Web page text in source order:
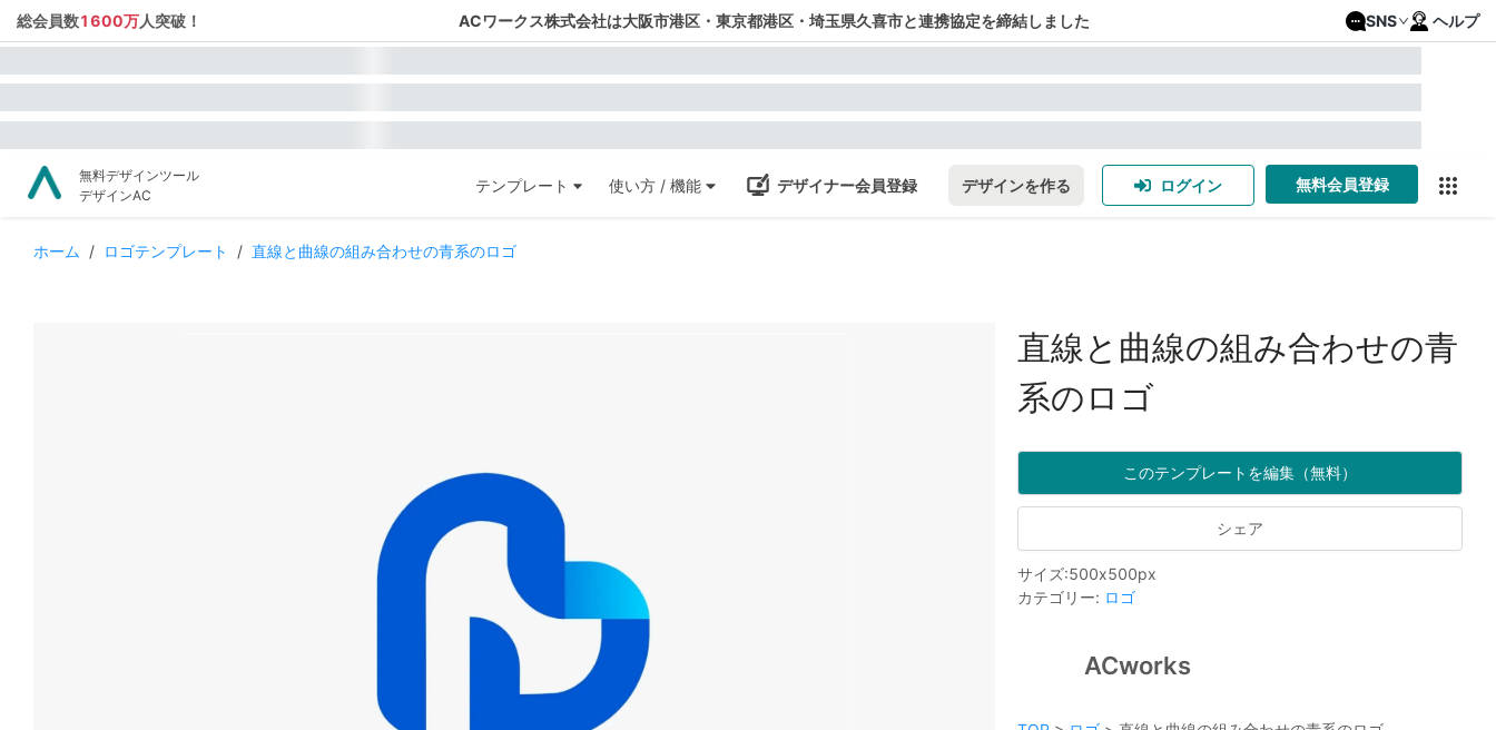
総会員数1600万人突破！ ACワークス株式会社は大阪市港区・東京都港区・埼玉県久喜市と連携協定を締結しました SNS ヘルプ
無料デザインツール
デザインAC
テンプレート 使い方 / 機能 デザイナー会員登録 デザインを作る ログイン 無料会員登録
ホーム / ロゴテンプレート / 直線と曲線の組み合わせの青系のロゴ
直線と曲線の組み合わせの青
系のロゴ
このテンプレートを編集（無料）
シェア
サイズ:500x500px
カテゴリー: ロゴ
ACworks